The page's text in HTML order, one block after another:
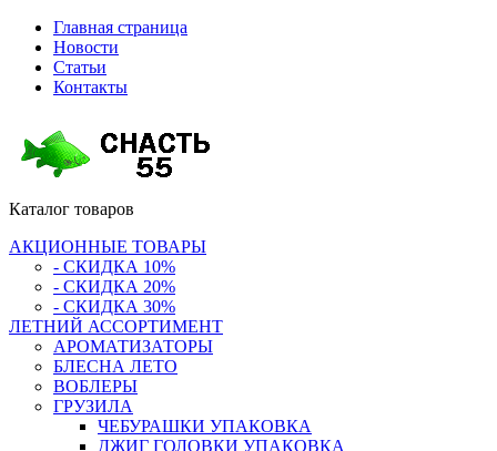
Главная страница
Новости
Статьи
Контакты
Каталог товаров
АКЦИОННЫЕ ТОВАРЫ
- СКИДКА 10%
- СКИДКА 20%
- СКИДКА 30%
ЛЕТНИЙ АССОРТИМЕНТ
АРОМАТИЗАТОРЫ
БЛЕСНА ЛЕТО
ВОБЛЕРЫ
ГРУЗИЛА
ЧЕБУРАШКИ УПАКОВКА
ДЖИГ ГОЛОВКИ УПАКОВКА